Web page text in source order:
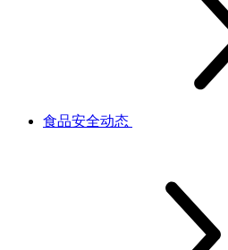
食品安全动态